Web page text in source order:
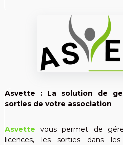
Asvette : La solution de
sorties de votre association
Asvette vous permet de
licences, les sorties dans